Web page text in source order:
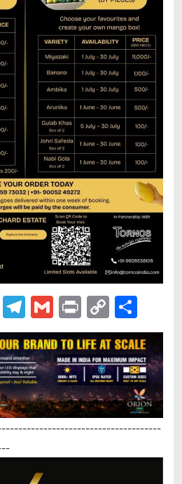
Telegram
Gmail
Print
Copy
Link